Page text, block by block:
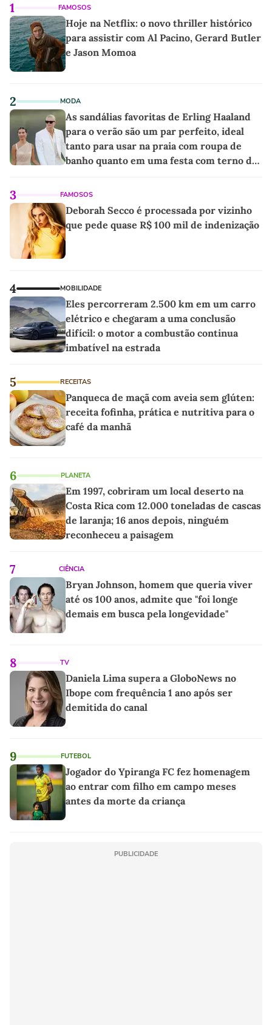
1 FAMOSOS
Hoje na Netflix: o novo thriller histórico
para assistir com Al Pacino, Gerard Butler
e Jason Momoa
2 MODA
As sandálias favoritas de Erling Haaland
para o verão são um par perfeito, ideal
tanto para usar na praia com roupa de
banho quanto em uma festa com terno de
3 FAMOSOS
Deborah Secco é processada por vizinho
que pede quase R$ 100 mil de indenização
4 MOBILIDADE
Eles percorreram 2.500 km em um carro
elétrico e chegaram a uma conclusão
difícil: o motor a combustão continua
imbatível na estrada
5 RECEITAS
Panqueca de maçã com aveia sem glúten:
receita fofinha, prática e nutritiva para o
café da manhã
6 PLANETA
Em 1997, cobriram um local deserto na
Costa Rica com 12.000 toneladas de cascas
de laranja; 16 anos depois, ninguém
reconheceu a paisagem
7 CIÊNCIA
Bryan Johnson, homem que queria viver
até os 100 anos, admite que "foi longe
demais em busca pela longevidade"
8 TV
Daniela Lima supera a GloboNews no
Ibope com frequência 1 ano após ser
demitida do canal
9 FUTEBOL
Jogador do Ypiranga FC fez homenagem
ao entrar com filho em campo meses
antes da morte da criança
PUBLICIDADE